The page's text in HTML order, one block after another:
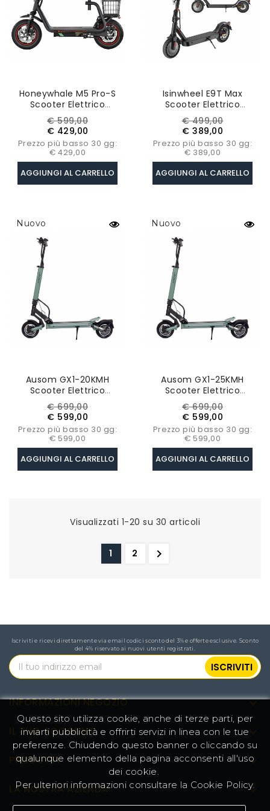
Honeywhale M5 Pro-S
Scooter Elettrico
Pieghevole Con Sedile,
Motore 500W,
Pneumatico 12 Pollici,
Batteria 48V 13Ah - Nero
Prezzo
base
€ 599,00Prezzo
€ 429,00
Prezzo più basso 30 gg:
€ 429,00
AGGIUNGI AL CARRELLO
Isinwheel E9T Max
Scooter Elettrico
Versione ABE, Motore
500W, Batteria 36V 10Ah,
Pneumatici 10 Pollici,
20km/h, 40km
Prezzo
base
€ 499,00Prezzo
€ 389,00
Prezzo più basso 30 gg:
€ 389,00
AGGIUNGI AL CARRELLO
Nuovo
Ausom GX1-20KMH
Scooter Elettrico
Pieghevole, Motore
500W, Batteria 48V 15.6
Ah, 20km/h, NFC Sblocco
, Pneumatici 9*3", 80km
Prezzo
base
€ 699,00Prezzo
€ 599,00
Prezzo più basso 30 gg:
€ 599,00
AGGIUNGI AL CARRELLO
Nuovo
Ausom GX1-25KMH
Scooter Elettrico
Pieghevole, Motore
500W, Batteria 48V
15.6Ah, NFC Sblocco ,
Pneumatici 9*3"
Prezzo
base
€ 699,00Prezzo
€ 599,00
Prezzo più basso 30 gg:
€ 599,00
AGGIUNGI AL CARRELLO
Visualizzati 1-20 su 30 articoli
1 2 
IL TUO ACCOUNT 
PRODOTTI 
LA NOSTRA AZIENDA 
INFORMAZIONI NEGOZIO 
Iscriviti e ricevi direttamente via email codici sconto del 3% e offerte esclusive. Sconto
del 4% riservato ai nuovi utenti registrati.
Questo sito utilizza cookie, anche di terze parti, per
inviarti pubblicità e offrirti servizi in linea con le tue
preferenze. Chiudendo questo banner o cliccando su
qualunque elemento della pagina acconsenti all'uso
dei cookie.
Per ulteriori informazioni consultare la Cookie Policy.